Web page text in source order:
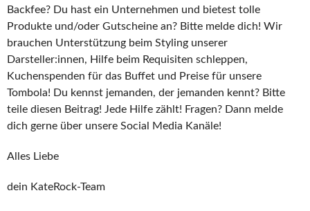
Backfee? Du hast ein Unternehmen und bietest tolle
Produkte und/oder Gutscheine an? Bitte melde dich! Wir
brauchen Unterstützung beim Styling unserer
Darsteller:innen, Hilfe beim Requisiten schleppen,
Kuchenspenden für das Buffet und Preise für unsere
Tombola! Du kennst jemanden, der jemanden kennt? Bitte
teile diesen Beitrag! Jede Hilfe zählt! Fragen? Dann melde
dich gerne über unsere Social Media Kanäle!
Alles Liebe
dein KateRock-Team